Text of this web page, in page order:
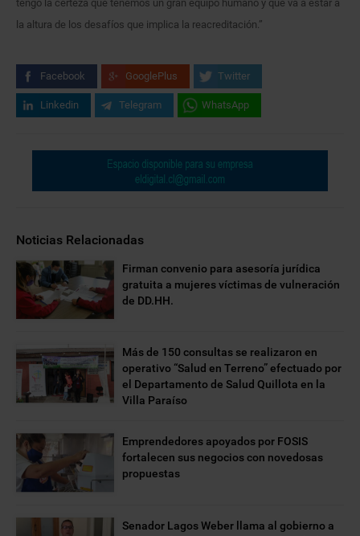
tengo la certeza que tenemos un gran equipo humano y que va a estar a
la altura de los desafíos que implica la reacreditación.”
Facebook GooglePlus Twitter
Linkedin Telegram WhatsApp
Noticias Relacionadas
Firman convenio para asesoría jurídica
gratuita a mujeres víctimas de vulneración
de DD.HH.
Más de 150 consultas se realizaron en
operativo “Salud en Terreno” efectuado por
el Departamento de Salud Quillota en la
Villa Paraíso
Emprendedores apoyados por FOSIS
fortalecen sus negocios con novedosas
propuestas
Senador Lagos Weber llama al gobierno a